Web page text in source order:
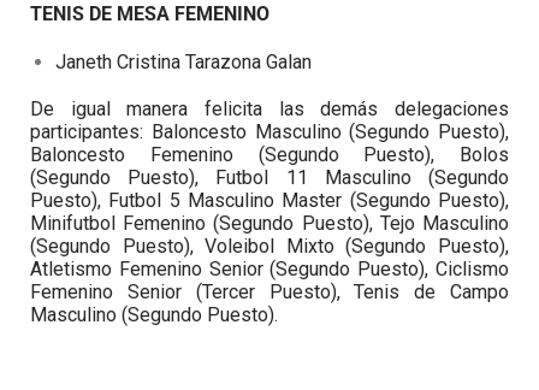
TENIS DE MESA FEMENINO
Janeth Cristina Tarazona Galan
De igual manera felicita las demás delegaciones
participantes: Baloncesto Masculino (Segundo Puesto),
Baloncesto Femenino (Segundo Puesto), Bolos
(Segundo Puesto), Futbol 11 Masculino (Segundo
Puesto), Futbol 5 Masculino Master (Segundo Puesto),
Minifutbol Femenino (Segundo Puesto), Tejo Masculino
(Segundo Puesto), Voleibol Mixto (Segundo Puesto),
Atletismo Femenino Senior (Segundo Puesto), Ciclismo
Femenino Senior (Tercer Puesto), Tenis de Campo
Masculino (Segundo Puesto).